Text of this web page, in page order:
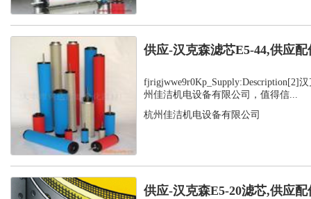
供应-汉克森滤芯E5-44,供应配
fjrigjwwe9r0Kp_Supply:Description[2]
州佳洁机电设备有限公司，值得信...
杭州佳洁机电设备有限公司
供应-汉克森E5-20滤芯,供应配